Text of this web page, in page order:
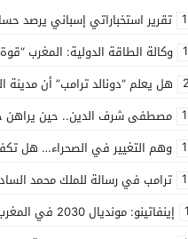
تقرير استخباراتي إسباني يرصد حسابات من الجزائر وأرقاما
وكالة الطاقة الدولية: المغرب
هل يعلم “دونالد ترامب” أن مدينة
مصطفى شرف الدين.. حين يراهن
وهم التغيير في الصحراء… هل تكفي
ترامب في رسالة للملك محمد
إينفاتينو: مونديال 2030 في المغرب وإسبانيا والبرتغال سيكون “الأجمل في التاريخ”